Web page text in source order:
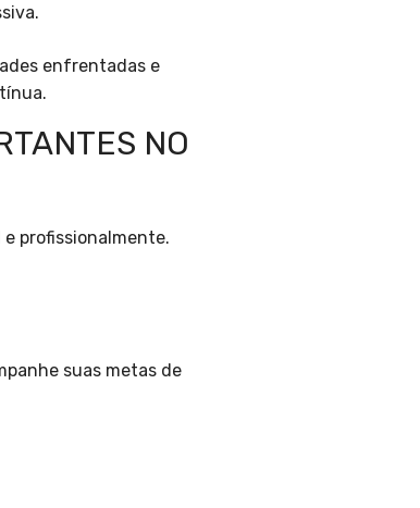
enfrentadas e
NO
profissionalmente.
suas metas de